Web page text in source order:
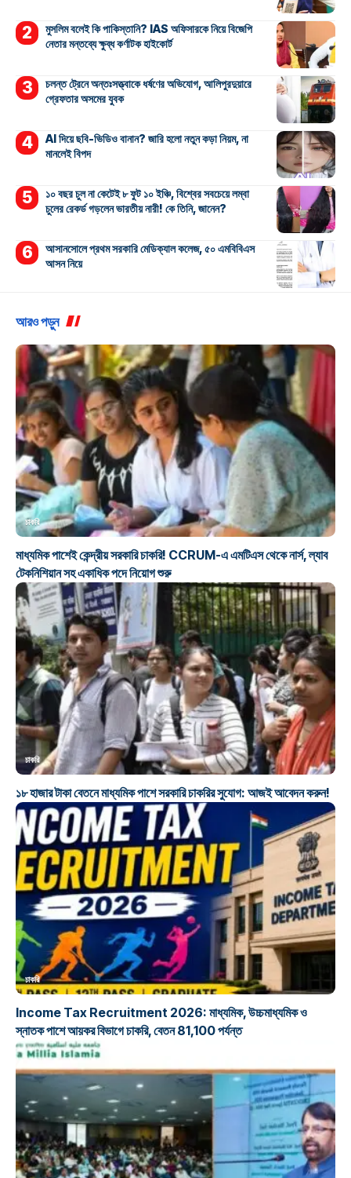
মুসলিম বলেই কি পাকিস্তানি? IAS অফিসারকে নিয়ে বিজেপি
নেতার মন্তব্যে ক্ষুব্ধ কর্ণাটক হাইকোর্ট
চলন্ত ট্রেনে অন্তঃসত্ত্বাকে ধর্ষণের অভিযোগ, আলিপুরদুয়ারে
গ্রেফতার অসমের যুবক
AI দিয়ে ছবি-ভিডিও বানান? জারি হলো নতুন কড়া নিয়ম, না
মানলেই বিপদ
১০ বছর চুল না কেটেই ৮ ফুট ১০ ইঞ্চি, বিশ্বের সবচেয়ে লম্বা
চুলের রেকর্ড গড়লেন ভারতীয় নারী! কে তিনি, জানেন?
আসানসোলে প্রথম সরকারি মেডিক্যাল কলেজ, ৫০ এমবিবিএস
আসন নিয়ে
আরও পড়ুন
চাকরি
মাধ্যমিক পাশেই কেন্দ্রীয় সরকারি চাকরি! CCRUM-এ এমটিএস থেকে নার্স, ল্যাব
টেকনিশিয়ান সহ একাধিক পদে নিয়োগ শুরু
চাকরি
১৮ হাজার টাকা বেতনে মাধ্যমিক পাশে সরকারি চাকরির সুযোগ: আজই আবেদন করুন!
চাকরি
Income Tax Recruitment 2026: মাধ্যমিক, উচ্চমাধ্যমিক ও
স্নাতক পাশে আয়কর বিভাগে চাকরি, বেতন 81,100 পর্যন্ত